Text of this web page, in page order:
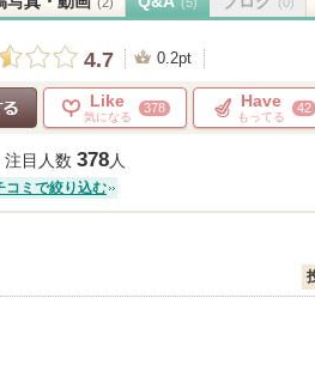
4.7 0.2pt
Like
気になる
378 Have
もってる
42
注目人数 378人
コミで絞り込む